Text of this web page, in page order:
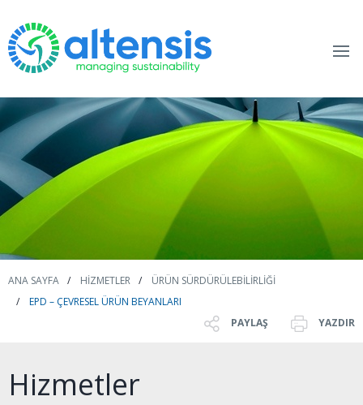
ANA SAYFA HIZMETLER
ÜRÜN SÜRDÜRÜLEBILIRLIĞI
EPD – ÇEVRESEL ÜRÜN BEYANLARI
PAYLAŞ
YAZDIR
Hizmetler